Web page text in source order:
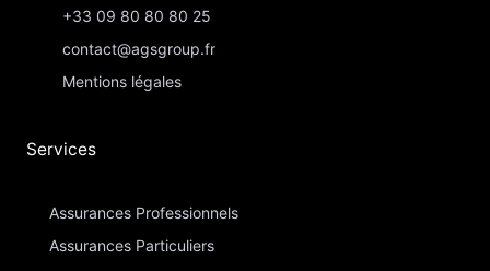
+33 09 80 80 80 25
contact@agsgroup.fr
Mentions légales
Services
Assurances Professionnels
Assurances Particuliers​